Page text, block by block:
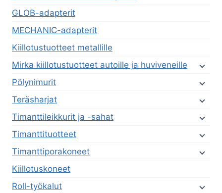
GLOB-adapterit
MECHANIC-adapterit
Kiillotustuotteet metallille
Mirka kiillotustuotteet autoille ja huviveneille
Pölynimurit
Teräsharjat
Timanttileikkurit ja -sahat
Timanttituotteet
Timanttiporakoneet
Kiillotuskoneet
Roll-työkalut